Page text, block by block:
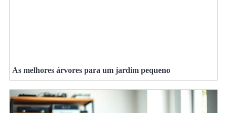
As melhores árvores para um jardim pequeno